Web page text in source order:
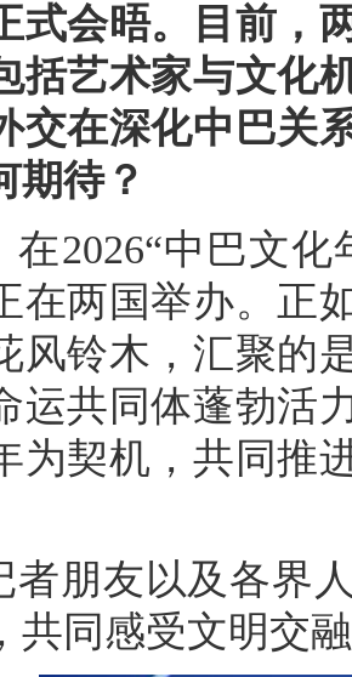
式会晤。目前，
括艺术家与文化
交在深化中巴关
期待？
在2026“中巴文
在两国举办。正
风铃木，汇聚的
运共同体蓬勃活
为契机，共同推
者朋友以及各界
共同感受文明交